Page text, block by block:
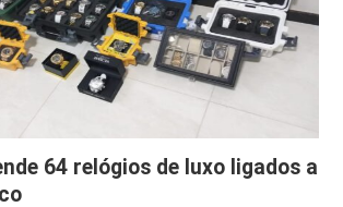
64 relógios de luxo ligados a